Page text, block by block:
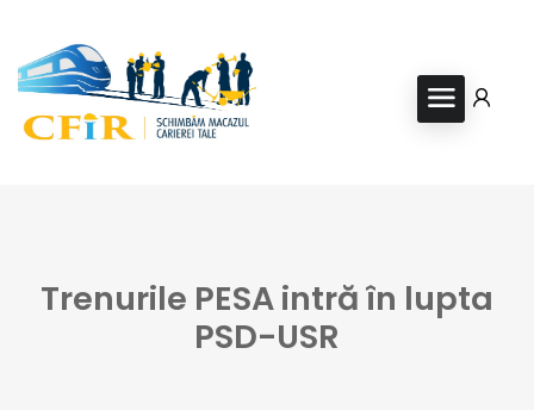
Trenurile PESA intră în lupta
PSD-USR